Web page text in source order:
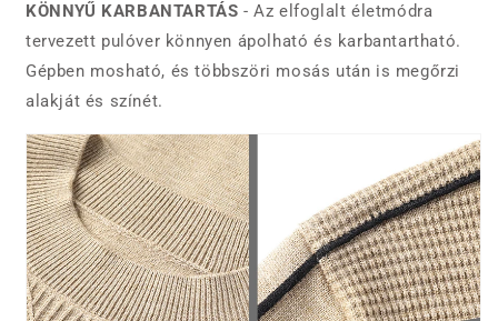
KÖNNYŰ KARBANTARTÁS - Az elfoglalt életmódra
tervezett pulóver könnyen ápolható és karbantartható.
Gépben mosható, és többszöri mosás után is megőrzi
alakját és színét.